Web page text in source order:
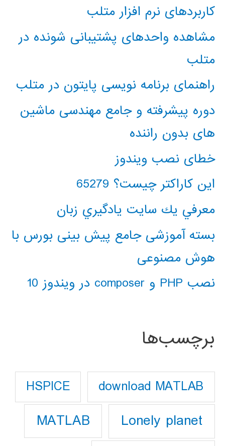
کاربردهای نرم افزار متلب
مشاهده واحدهای پشتیبانی شونده در
متلب
راهنمای برنامه نویسی پایتون در متلب
دوره پیشرفته و جامع مهندسی ماشین
های بدون راننده
خطای نصب ویندوز
این کاراکتر چیست؟ 65279
معرفي يك سايت يادگيري زبان
بسته آموزشی جامع پیش بینی بورس با
هوش مصنوعی
نصب PHP و composer در ویندوز 10
برچسب‌ها
download MATLAB
HSPICE
Lonely planet
MATLAB